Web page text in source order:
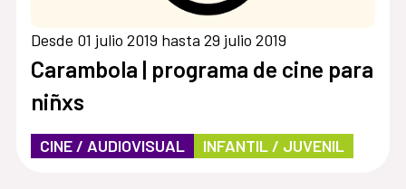
Desde 01 julio 2019 hasta 29 julio 2019
Carambola | programa de cine para
niñxs
CINE / AUDIOVISUAL INFANTIL / JUVENIL